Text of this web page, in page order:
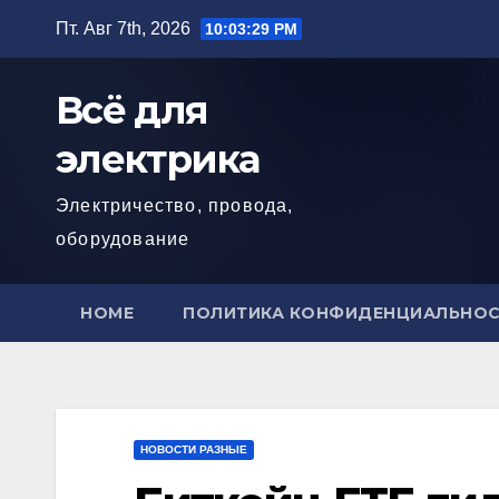
Пт. Авг 7th, 2026 10:03:30 PM
Всё для
электрика
Электричество, провода,
оборудование
HOME ПОЛИТИКА
НОВОСТИ РАЗНЫЕ